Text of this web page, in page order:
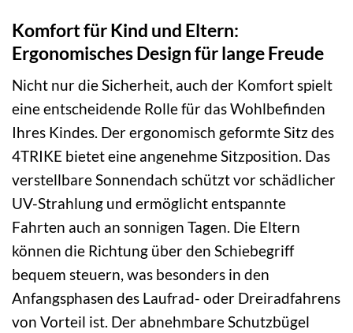
Komfort für Kind und Eltern:
Ergonomisches Design für lange Freude
Nicht nur die Sicherheit, auch der Komfort spielt
eine entscheidende Rolle für das Wohlbefinden
Ihres Kindes. Der ergonomisch geformte Sitz des
4TRIKE bietet eine angenehme Sitzposition. Das
verstellbare Sonnendach schützt vor schädlicher
UV-Strahlung und ermöglicht entspannte
Fahrten auch an sonnigen Tagen. Die Eltern
können die Richtung über den Schiebegriff
bequem steuern, was besonders in den
Anfangsphasen des Laufrad- oder Dreiradfahrens
von Vorteil ist. Der abnehmbare Schutzbügel